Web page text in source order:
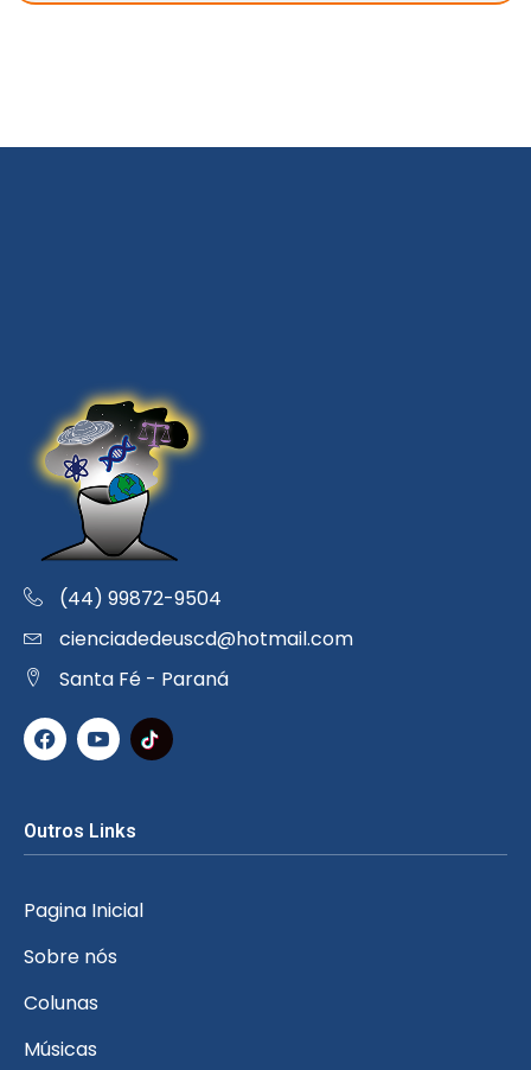
(44) 99872-9504
cienciadedeuscd@hotmail.com
Santa Fé - Paraná
Outros Links
Pagina Inicial
Sobre nós
Colunas
Músicas